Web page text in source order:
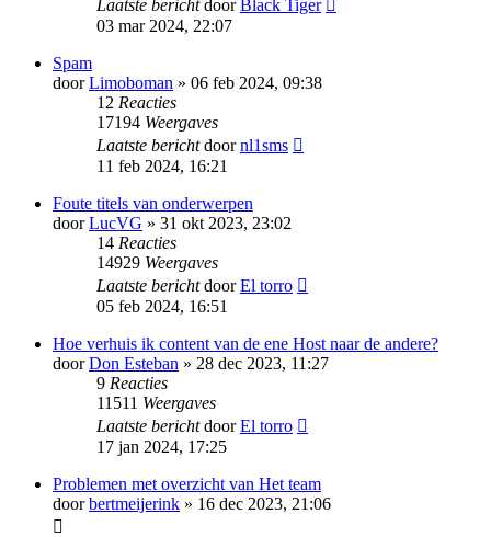
Laatste berichtdoorBlack Tiger
03 mar 2024, 22:07
Spam
doorLimoboman » 06 feb 2024, 09:38
12 Reacties
17194 Weergaves
Laatste berichtdoornl1sms
11 feb 2024, 16:21
Foute titels van onderwerpen
doorLucVG » 31 okt 2023, 23:02
14 Reacties
14929 Weergaves
Laatste berichtdoorEl torro
05 feb 2024, 16:51
Hoe verhuis ik content van de ene Host naar de andere?
doorDon Esteban » 28 dec 2023, 11:27
9 Reacties
11511 Weergaves
Laatste berichtdoorEl torro
17 jan 2024, 17:25
Problemen met overzicht van Het team
doorbertmeijerink » 16 dec 2023, 21:06